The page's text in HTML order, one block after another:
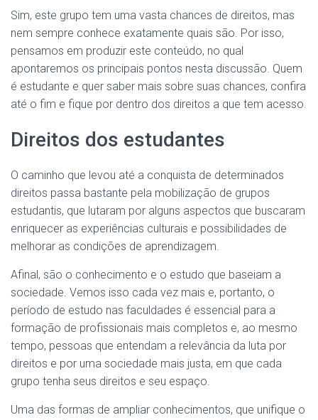
Sim, este grupo tem uma vasta chances de direitos, mas
nem sempre conhece exatamente quais são. Por isso,
pensamos em produzir este conteúdo, no qual
apontaremos os principais pontos nesta discussão. Quem
é estudante e quer saber mais sobre suas chances, confira
até o fim e fique por dentro dos direitos a que tem acesso.
Direitos dos estudantes
O caminho que levou até a conquista de determinados
direitos passa bastante pela mobilização de grupos
estudantis, que lutaram por alguns aspectos que buscaram
enriquecer as experiências culturais e possibilidades de
melhorar as condições de aprendizagem.
Afinal, são o conhecimento e o estudo que baseiam a
sociedade. Vemos isso cada vez mais e, portanto, o
período de estudo nas faculdades é essencial para a
formação de profissionais mais completos e, ao mesmo
tempo, pessoas que entendam a relevância da luta por
direitos e por uma sociedade mais justa, em que cada
grupo tenha seus direitos e seu espaço.
Uma das formas de ampliar conhecimentos, que unifique o